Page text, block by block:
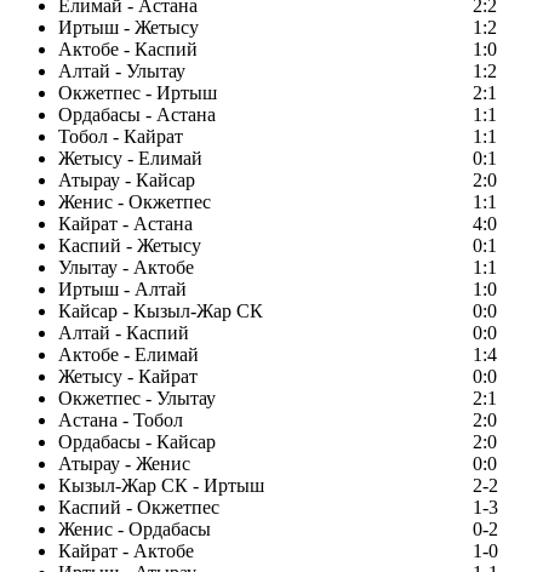
Елимай - Астана
2:2
Иртыш - Жетысу
1:2
Актобе - Каспий
1:0
Алтай - Улытау
1:2
Окжетпес - Иртыш
2:1
Ордабасы - Астана
1:1
Тобол - Кайрат
1:1
Жетысу - Елимай
0:1
Атырау - Кайсар
2:0
Женис - Окжетпес
1:1
Кайрат - Астана
4:0
Каспий - Жетысу
0:1
Улытау - Актобе
1:1
Иртыш - Алтай
1:0
Кайсар - Кызыл-Жар СК
0:0
Алтай - Каспий
0:0
Актобе - Елимай
1:4
Жетысу - Кайрат
0:0
Окжетпес - Улытау
2:1
Астана - Тобол
2:0
Ордабасы - Кайсар
2:0
Атырау - Женис
0:0
Кызыл-Жар СК - Иртыш
2-2
Каспий - Окжетпес
1-3
Женис - Ордабасы
0-2
Кайрат - Актобе
1-0